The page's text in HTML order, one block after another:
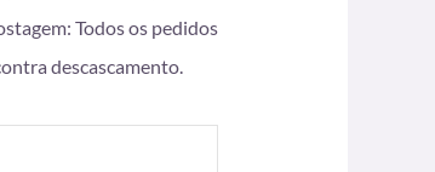
Todos os pedidos
descascamento.